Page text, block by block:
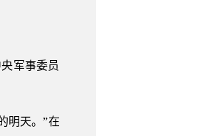
军事委员
明天。”在